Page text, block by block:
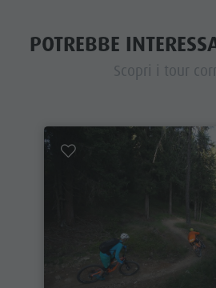
POTREBBE
Scopri i tour